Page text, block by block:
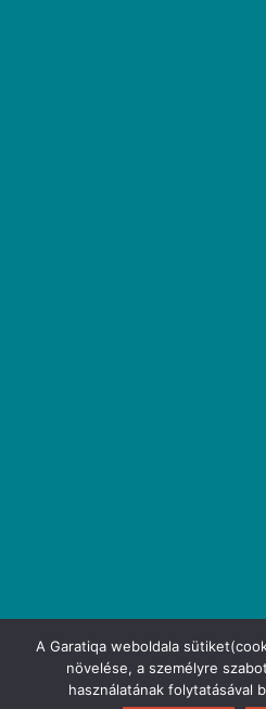
A Garatiqa weboldala
növelése, a személyre
használatának folytatásával